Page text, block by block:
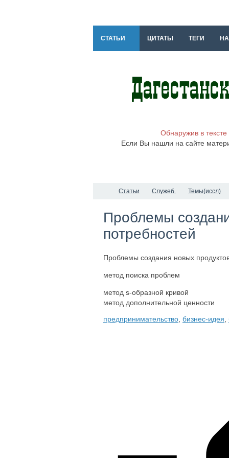
СТАТЬИ ЦИТАТЫ ТЕГИ
Обнаружив в
Если Вы нашли на сайте
Статьи Служеб. Темы(иссл)
Проблемы
потребностей
Проблемы создания новых
метод поиска проблем
метод s-образной кривой
метод дополнительной ценности
предпринимательство бизнес-идея